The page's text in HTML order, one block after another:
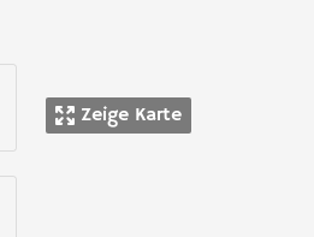
Zeige Karte